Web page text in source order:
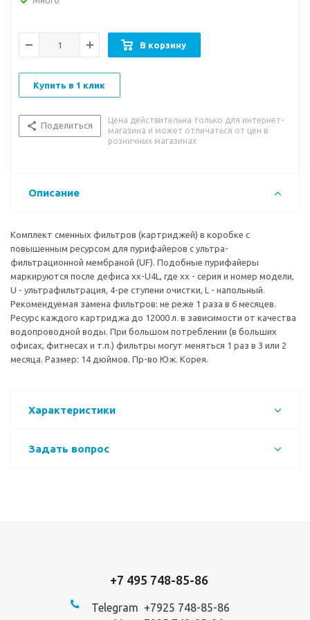
дюймов. Пр-во Юж. Корея.
В корзину
Купить в 1 клик
Поделиться
Цена действительна только для интернет-
магазина и может отличаться от цен в
розничных магазинах
Описание
Комплект сменных фильтров (картриджей) в коробке с
повышенным ресурсом для пурифайеров с ультра-
фильтрационной мембраной (UF). Подобные пурифайеры
маркируются после дефиса xx-U4L, где xx - серия и номер модели,
U - ультрафильтрация, 4-ре ступени очистки, L - напольный.
Рекомендуемая замена фильтров: не реже 1 раза в 6 месяцев.
Ресурс каждого картриджа до 12000 л. в зависимости от качества
водопроводной воды. При большом потреблении (в больших
офисах, фитнесах и т.п.) фильтры могут меняться 1 раз в 3 или 2
месяца. Размер: 14 дюймов. Пр-во Юж. Корея.
Характеристики
Задать вопрос
+7 495 748-85-86
Telegram +7925 748-85-86